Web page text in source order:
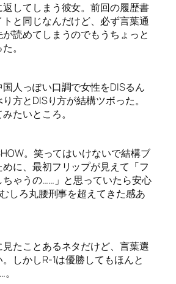
してしまう彼女。前回の履歴書
と同じなんだけど、必ず言葉通
読めてしまうのでもうちょっと
。
人っぽい口調で女性をDISるん
方とDISり方が結構ツボった。
たいところ。
。笑ってはいけないで結構ブ
に、最初フリップが見えて「フ
ちゃうの……」と思っていたら安心
しろ丸腰刑事を超えてきた感あ
たことあるネタだけど、言葉選
しかしR-1は優勝してもほんと